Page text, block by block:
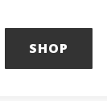
SHOP